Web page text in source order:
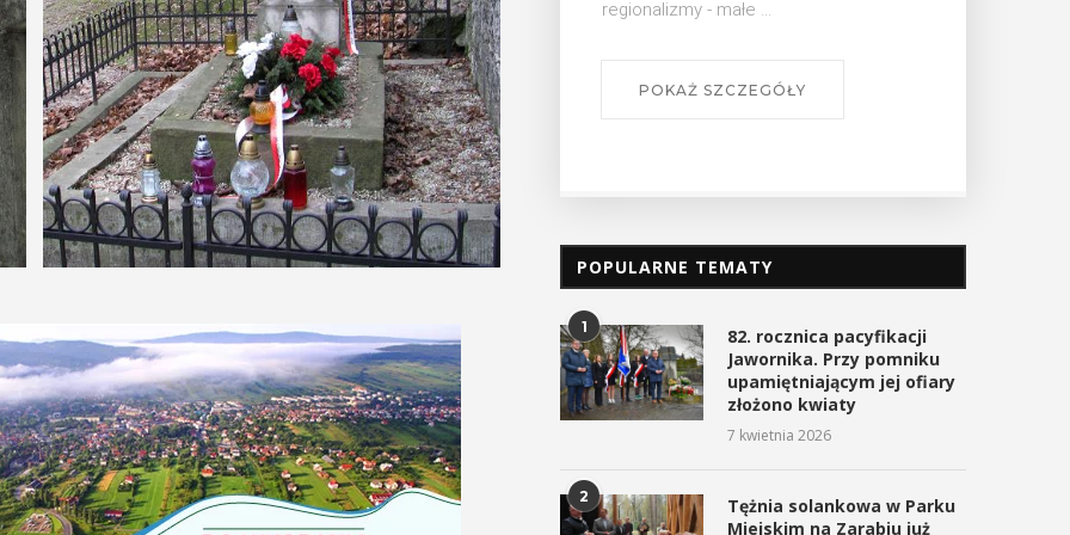
POKAŻ SZCZEGÓŁY
regionalizmy - małe ...
POKAŻ SZCZEGÓŁY
POPULARNE TEMATY
1
82. rocznica pacyfikacji
Jawornika. Przy pomniku
upamiętniającym jej ofiary
złożono kwiaty
7 kwietnia 2026
2
Tężnia solankowa w Parku
Miejskim na Zarabiu już